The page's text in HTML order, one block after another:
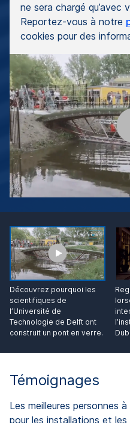
ne sera chargé
Reportez-vous à notre
cookies pour des
Découvrez pourquoi les
scientifiques de
l’Université de
Technologie de Delft ont
construit un pont en verre.
Témoignages
Les meilleures personnes
pour les installations et